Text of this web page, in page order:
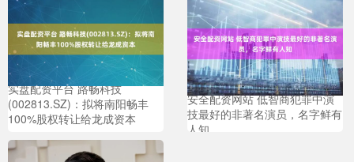
实盘配资平台 路畅科技
(002813.SZ)：拟将南阳畅丰
100%股权转让给龙成资本
安全配资网站 低智商犯罪中演
技最好的非著名演员，名字鲜有
人知